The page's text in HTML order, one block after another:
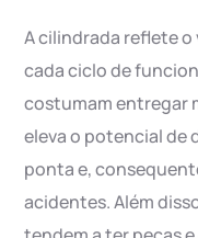
A cilindrada reflete
cada ciclo de
costumam entregar
eleva o potencial de
ponta e,
acidentes. Além